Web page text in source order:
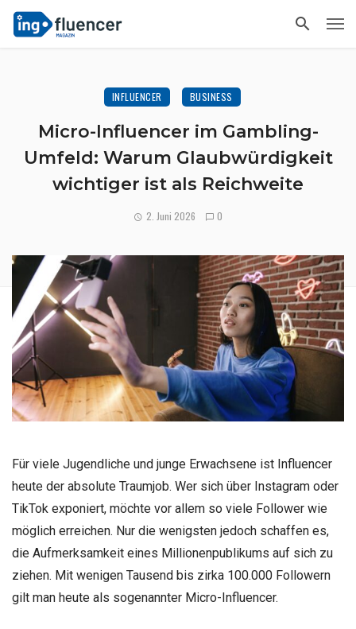
INFLUENCER BUSINESS
Micro-Influencer im Gambling-
Umfeld: Warum Glaubwürdigkeit
wichtiger ist als Reichweite
2. Juni 2026 0
Für viele Jugendliche und junge Erwachsene ist Influencer
heute der absolute Traumjob. Wer sich über Instagram oder
TikTok exponiert, möchte vor allem so viele Follower wie
möglich erreichen. Nur die wenigsten jedoch schaffen es,
die Aufmerksamkeit eines Millionenpublikums auf sich zu
ziehen. Mit wenigen Tausend bis zirka 100.000 Followern
gilt man heute als sogenannter Micro-Influencer.